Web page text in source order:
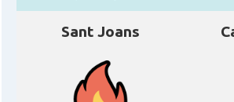
Sant Joans